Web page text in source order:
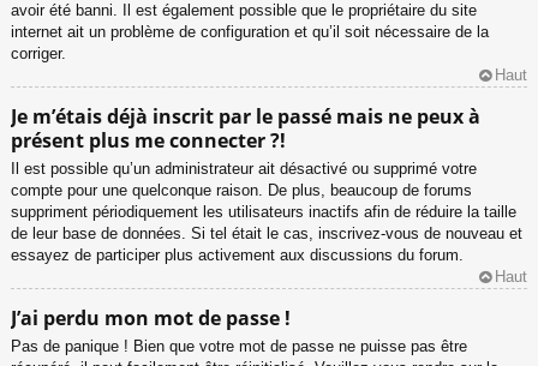
avoir été banni. Il est également possible que le propriétaire du site
internet ait un problème de configuration et qu’il soit nécessaire de la
corriger.
Haut
Je m’étais déjà inscrit par le passé mais ne peux à
présent plus me connecter ?!
Il est possible qu’un administrateur ait désactivé ou supprimé votre
compte pour une quelconque raison. De plus, beaucoup de forums
suppriment périodiquement les utilisateurs inactifs afin de réduire la taille
de leur base de données. Si tel était le cas, inscrivez-vous de nouveau et
essayez de participer plus activement aux discussions du forum.
Haut
J’ai perdu mon mot de passe !
Pas de panique ! Bien que votre mot de passe ne puisse pas être